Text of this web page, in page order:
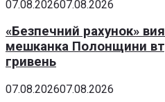
07.08.202607.08.2026
«Безпечний рахунок»
мешканка Полонщини
гривень
07.08.202607.08.2026